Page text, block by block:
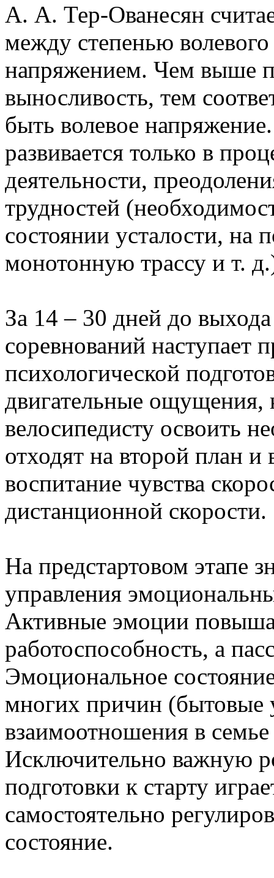
А. А. Тер-Ованесян
между степенью
напряжением. Чем выше
выносливость, тем
быть волевое
развивается только в
деятельности,
трудностей
состоянии усталости, на
монотонную трассу и т.
За 14 – 30 дней до
соревнований наступает
психологической
двигательные ощущения,
велосипедисту освоить
отходят на второй план и
воспитание чувства
дистанционной скорости.
На предстартовом этапе
управления
Активные эмоции
работоспособность, а
Эмоциональное
многих причин (бытовые
взаимоотношения в
Исключительно важную
подготовки к старту
самостоятельно
состояние.